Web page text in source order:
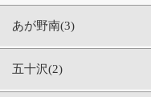
あが野南(3)
五十沢(2)